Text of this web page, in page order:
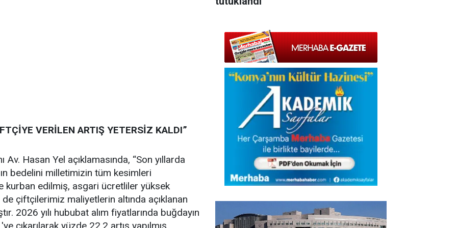
VERİLEN ARTIŞ YETERSİZ KALDI”
Hasan Yel açıklamasında, “Son yıllarda
bedelini milletimizin tüm kesimleri
kurban edilmiş, asgari ücretliler yüksek
çiftçilerimiz maliyetlerin altında açıklanan
2026 yılı hububat alım fiyatlarında buğdayın